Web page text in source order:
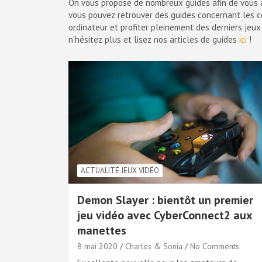
On vous propose de nombreux guides afin de
vous pouvez retrouver des guides concernant les
ordinateur et profiter pleinement des derniers
n’hésitez plus et lisez nos articles de guides ici !
ACTUALITÉ JEUX VIDÉO
Demon Slayer : bientôt un premier
jeu vidéo avec CyberConnect2 aux
manettes
8 mai 2020 Charles & Sonia No Comments